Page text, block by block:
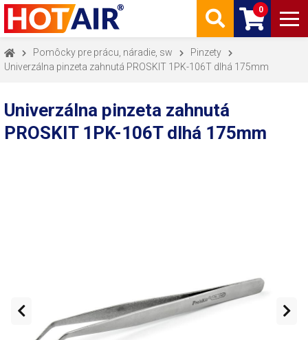
0
Pomôcky pre prácu, náradie, sw
Pinzety
Univerzálna pinzeta zahnutá PROSKIT 1PK-106T dlhá 175mm
Univerzálna pinzeta zahnutá
PROSKIT 1PK-106T dlhá 175mm